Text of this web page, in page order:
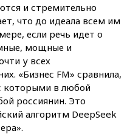
и стремительно
что до идеала всем им
если речь идет о
мощные и
у всех
«Бизнес FM» сравнила,
которыми в любой
россиянин. Это
алгоритм DeepSeek